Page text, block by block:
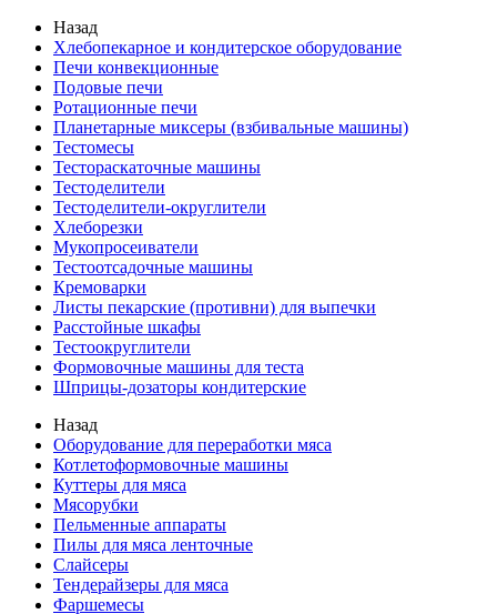
Назад
Хлебопекарное и кондитерское оборудование
Печи конвекционные
Подовые печи
Ротационные печи
Планетарные миксеры (взбивальные машины)
Тестомесы
Тестораскаточные машины
Тестоделители
Тестоделители-округлители
Хлеборезки
Мукопросеиватели
Тестоотсадочные машины
Кремоварки
Листы пекарские (противни) для выпечки
Расстойные шкафы
Тестоокруглители
Формовочные машины для теста
Шприцы-дозаторы кондитерские
Назад
Оборудование для переработки мяса
Котлетоформовочные машины
Куттеры для мяса
Мясорубки
Пельменные аппараты
Пилы для мяса ленточные
Слайсеры
Тендерайзеры для мяса
Фаршемесы